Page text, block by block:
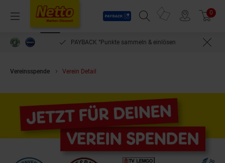
Menü
Payback
Suchfeld einblenden
Prospekte 0
PAYBACK °Punkte sammeln & einlösen
Vereinsspende Verein Detail